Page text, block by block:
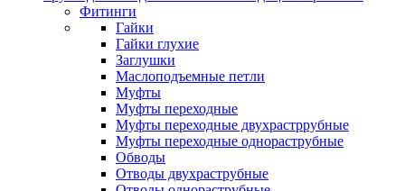
Фитинги
Гайки
Гайки глухие
Заглушки
Маслоподъемные петли
Муфты
Муфты переходные
Муфты переходные двухрастррубные
Муфты переходные однораструбные
Обводы
Отводы двухраструбные